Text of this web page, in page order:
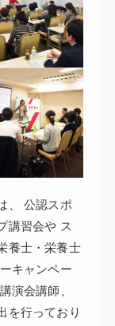
公認スポ
講習会や ス
養士・栄養士
キャンペー
講演会講師、
を行っており